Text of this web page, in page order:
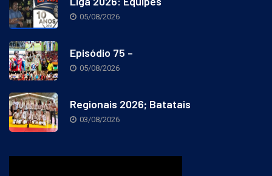
Liga 2026: Equipes
05/08/2026
Episódio 75 –
05/08/2026
Regionais 2026; Batatais
03/08/2026